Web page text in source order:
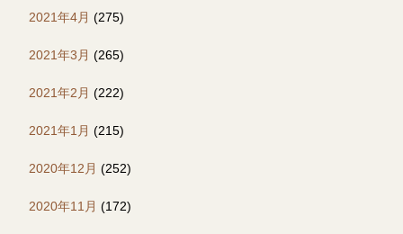
2021年4月 (275)
2021年3月 (265)
2021年2月 (222)
2021年1月 (215)
2020年12月 (252)
2020年11月 (172)